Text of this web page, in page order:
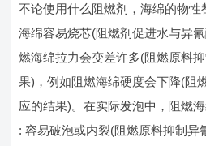
不论使用什么阻燃剂，海绵的物
海绵容易烧芯(阻燃剂促进水与异
燃海绵拉力会变差许多(阻燃原料
果)，例如阻燃海绵硬度会下降(阻
应的结果)。在实际发泡中，阻燃
: 容易破泡或内裂(阻燃原料抑制异